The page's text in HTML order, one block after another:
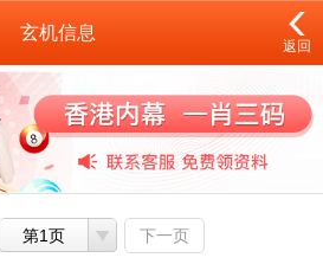
玄机信息
返回
第1页 下一页